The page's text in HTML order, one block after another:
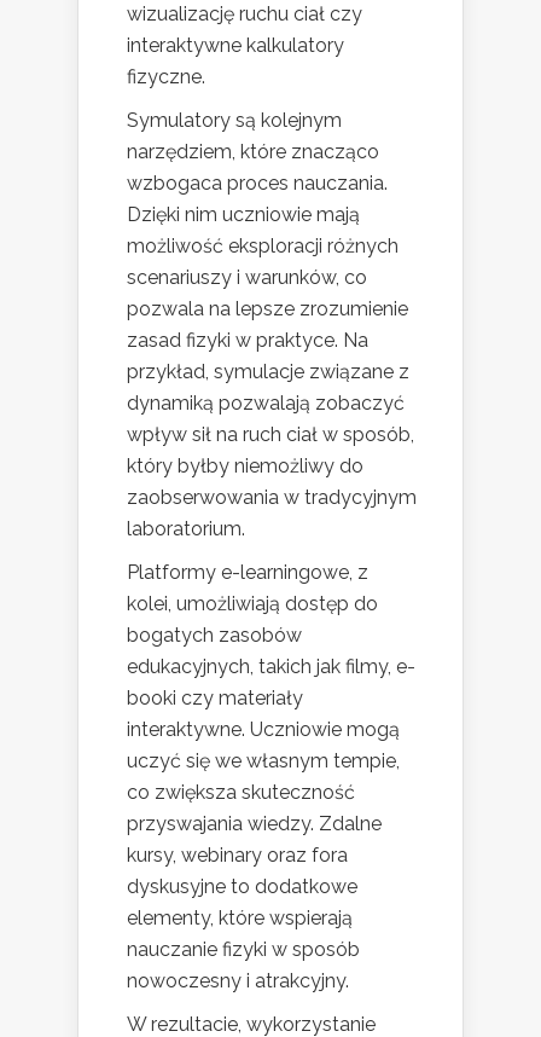
wizualizację ruchu ciał czy
interaktywne kalkulatory
fizyczne.
Symulatory są kolejnym
narzędziem, które znacząco
wzbogaca proces nauczania.
Dzięki nim uczniowie mają
możliwość eksploracji różnych
scenariuszy i warunków, co
pozwala na lepsze zrozumienie
zasad fizyki w praktyce. Na
przykład, symulacje związane z
dynamiką pozwalają zobaczyć
wpływ sił na ruch ciał w sposób,
który byłby niemożliwy do
zaobserwowania w tradycyjnym
laboratorium.
Platformy e-learningowe, z
kolei, umożliwiają dostęp do
bogatych zasobów
edukacyjnych, takich jak filmy, e-
booki czy materiały
interaktywne. Uczniowie mogą
uczyć się we własnym tempie,
co zwiększa skuteczność
przyswajania wiedzy. Zdalne
kursy, webinary oraz fora
dyskusyjne to dodatkowe
elementy, które wspierają
nauczanie fizyki w sposób
nowoczesny i atrakcyjny.
W rezultacie, wykorzystanie